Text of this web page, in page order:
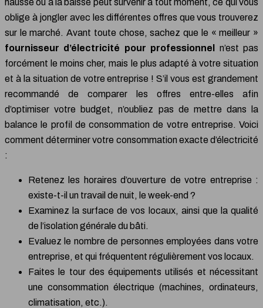
oblige à jongler avec les différentes offres que vous trouverez
sur le marché. Avant toute chose, sachez que le « meilleur »
fournisseur d’électricité pour professionnel
n’est pas
forcément le moins cher, mais le plus adapté à votre situation
et à la situation de votre entreprise ! S’il vous est grandement
recommandé de comparer les offres entre-elles afin
d’optimiser votre budget, n’oubliez pas de mettre dans la
balance le profil de consommation de votre entreprise. Voici
comment déterminer votre consommation exacte d’électricité
:
Retenez les horaires d’ouverture de votre entreprise :
existe-t-il un travail de nuit, le week-end ?
Examinez la surface de vos locaux, ainsi que la qualité
de l’isolation générale du bâti.
Evaluez le nombre de personnes employées dans votre
entreprise, et qui fréquentent régulièrement vos locaux.
Faites le tour des équipements utilisés et nécessitant
une consommation électrique (machines, ordinateurs,
climatisation, etc.).